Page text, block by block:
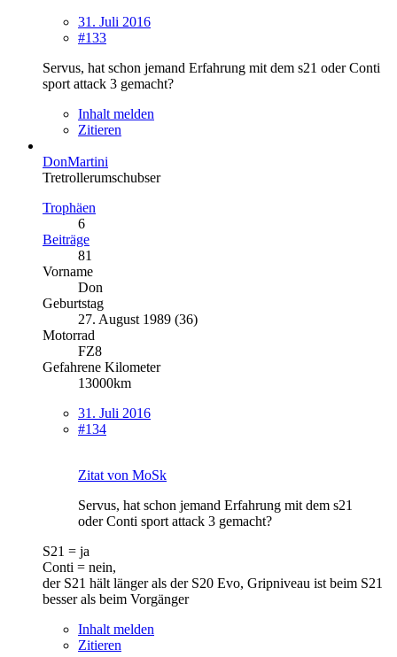
31. Juli 2016
#133
Servus, hat schon jemand Erfahrung mit dem s21 oder Conti
sport attack 3 gemacht?
Inhalt melden
Zitieren
DonMartini
Tretrollerumschubser
Trophäen
6
Beiträge
81
Vorname
Don
Geburtstag
27. August 1989 (36)
Motorrad
FZ8
Gefahrene Kilometer
13000km
31. Juli 2016
#134
Zitat von MoSk
Servus, hat schon jemand Erfahrung mit dem s21
oder Conti sport attack 3 gemacht?
S21 = ja
Conti = nein,
der S21 hält länger als der S20 Evo, Gripniveau ist beim S21
besser als beim Vorgänger
Inhalt melden
Zitieren